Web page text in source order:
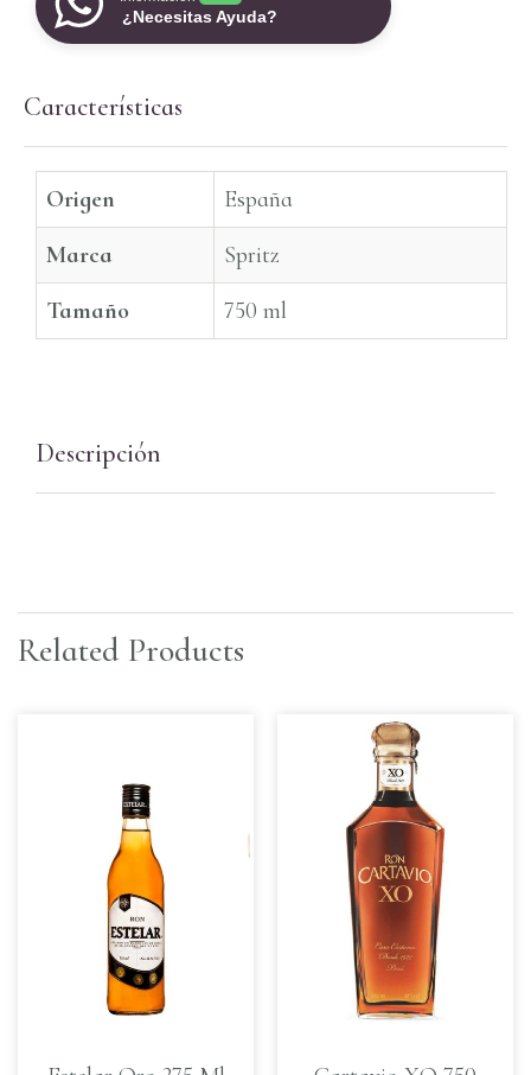
¿Necesitas Ayuda?
Características
Origen
España
Marca
Spritz
Tamaño
750 ml
Descripción
Related Products